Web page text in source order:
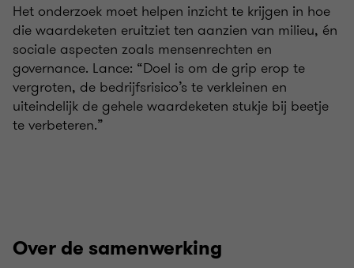
Het onderzoek moet helpen inzicht te krijgen in hoe
die waardeketen eruitziet ten aanzien van milieu, én
sociale aspecten zoals mensenrechten en
governance. Lance: “Doel is om de grip erop te
vergroten, de bedrijfsrisico’s te verkleinen en
uiteindelijk de gehele waardeketen stukje bij beetje
te verbeteren.”
Over de samenwerking